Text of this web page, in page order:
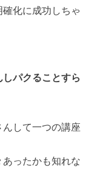
化に成功しちゃ
パクることすら
して一つの講座
あったかも知れな